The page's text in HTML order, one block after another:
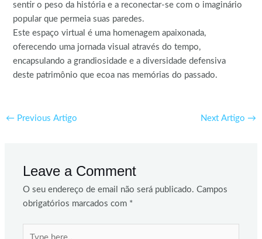
sentir o peso da história e a reconectar-se com o imaginário
popular que permeia suas paredes.
Este espaço virtual é uma homenagem apaixonada,
oferecendo uma jornada visual através do tempo,
encapsulando a grandiosidade e a diversidade defensiva
deste patrimônio que ecoa nas memórias do passado.
← Previous Artigo Next Artigo →
Leave a Comment
O seu endereço de email não será publicado. Campos
obrigatórios marcados com *